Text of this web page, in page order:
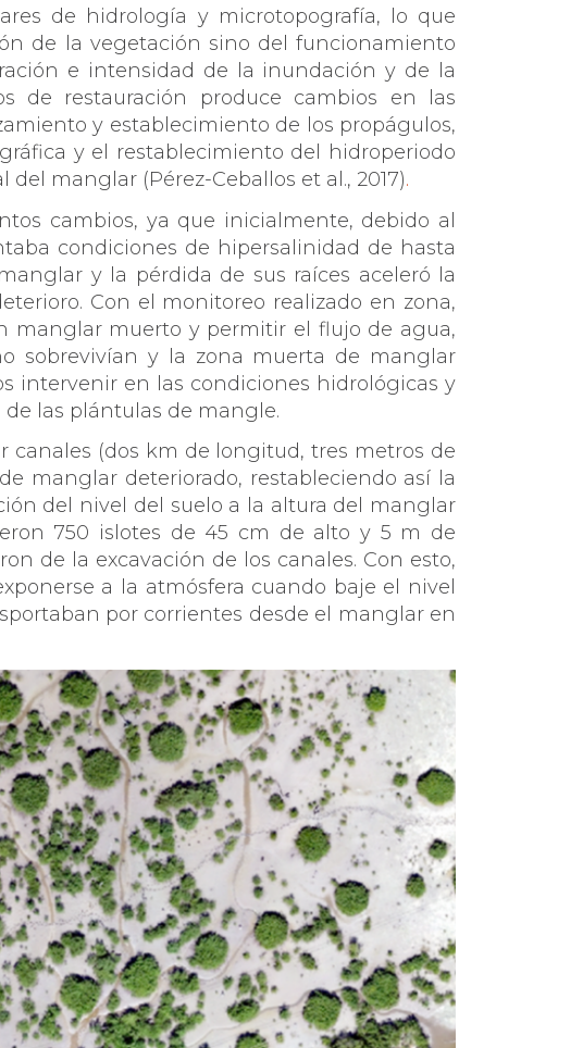
de hidrología y microtopografía, lo que
de la vegetación sino del funcionamiento
e intensidad de la inundación y de la
de restauración produce cambios en las
y establecimiento de los propágulos,
y el restablecimiento del hidroperiodo
manglar (Pérez-Ceballos et al., 2017).
cambios, ya que inicialmente, debido al
condiciones de hipersalinidad de hasta
y la pérdida de sus raíces aceleró la
Con el monitoreo realizado en zona,
manglar muerto y permitir el flujo de agua,
sobrevivían y la zona muerta de manglar
intervenir en las condiciones hidrológicas y
las plántulas de mangle.
(dos km de longitud, tres metros de
manglar deteriorado, restableciendo así la
del nivel del suelo a la altura del manglar
750 islotes de 45 cm de alto y 5 m de
de la excavación de los canales. Con esto,
a la atmósfera cuando baje el nivel
por corrientes desde el manglar en